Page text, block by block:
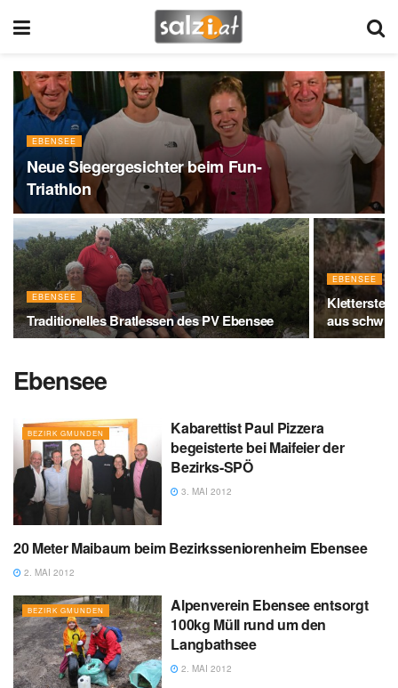
EBENSEE
Neue Siegergesichter beim Fun-
Triathlon
EBENSEE
Traditionelles Bratlessen des PV Ebensee
EBENSEE
aus
Ebensee
BEZIRK GMUNDEN
Kabarettist Paul Pizzera
begeisterte bei Maifeier der
Bezirks-SPÖ
3. MAI 2012
BEZIRK GMUNDEN
20 Meter Maibaum beim Bezirksseniorenheim Ebensee
2. MAI 2012
BEZIRK GMUNDEN
Alpenverein Ebensee entsorgt
100kg Müll rund um den
Langbathsee
2. MAI 2012